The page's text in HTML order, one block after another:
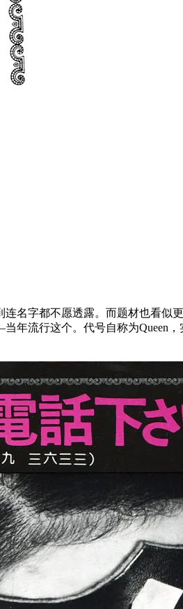
连名字都不愿透露。而题材也看
流行这个。代号自称为Queen